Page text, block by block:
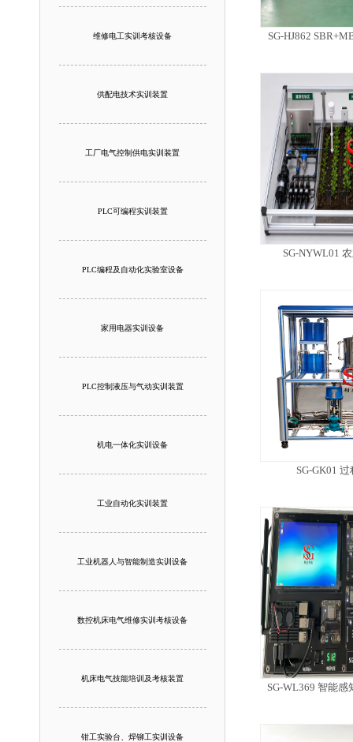
维修电工实训考核设备
供配电技术实训装置
工厂电气控制供电实训装置
PLC可编程实训装置
PLC编程及自动化实验室设备
家用电器实训设备
PLC控制液压与气动实训装置
机电一体化实训设备
工业自动化实训装置
工业机器人与智能制造实训设备
数控机床电气维修实训考核设备
机床电气技能培训及考核装置
钳工实验台、焊铆工实训设备
SG-HJ862
SG-NYWL01
SG-GK01
SG-WL369 智能